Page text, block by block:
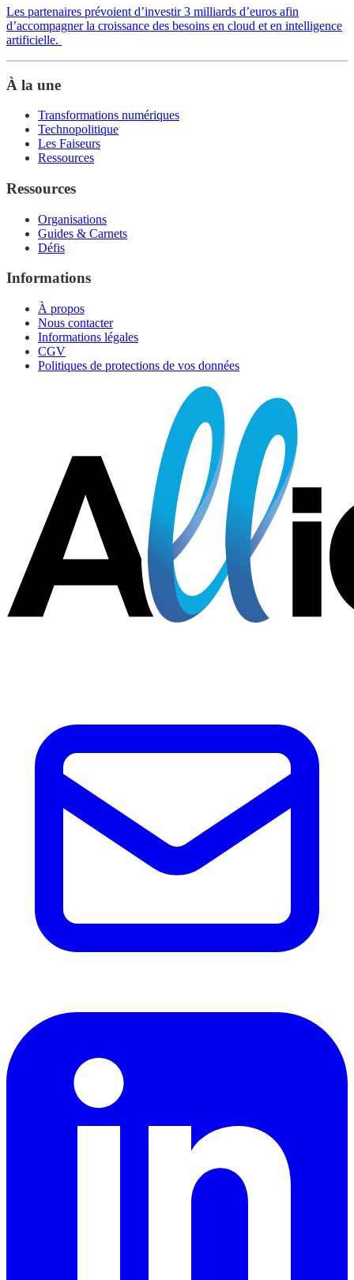
Les partenaires prévoient d’investir 3 milliards d’euros afin
d’accompagner la croissance des besoins en cloud et en intelligence
artificielle.
À la une
Transformations numériques
Technopolitique
Les Faiseurs
Ressources
Ressources
Organisations
Guides & Carnets
Défis
Informations
À propos
Nous contacter
Informations légales
CGV
Politiques de protections de vos données